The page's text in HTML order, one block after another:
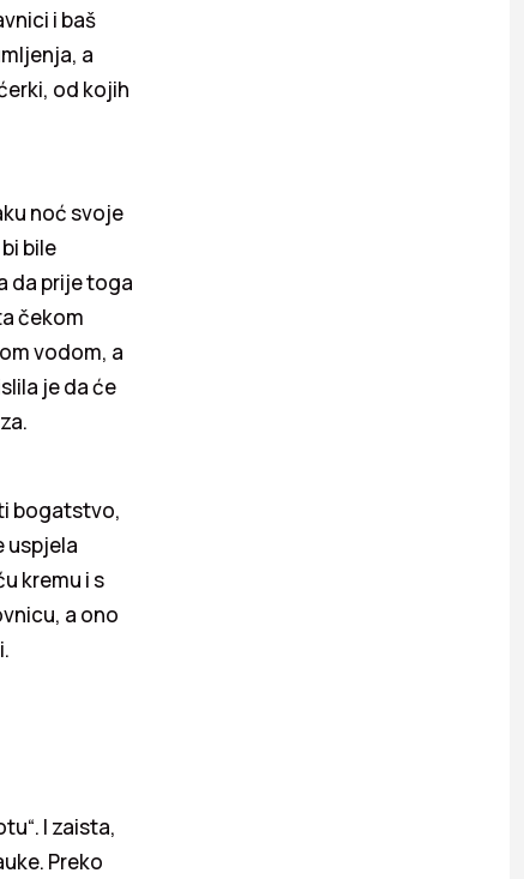
i baš
a
od kojih
noć svoje
bile
da prije toga
čekom
vodom, a
je da će
bogatstvo,
uspjela
kremu i s
a ono
I zaista,
Preko